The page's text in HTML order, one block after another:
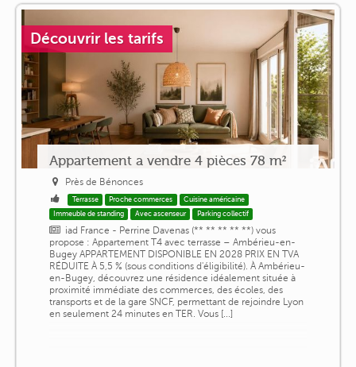
Découvrir les tarifs
Appartement a vendre 4 pièces 78 m²
Près de Bénonces
Terrasse Proche commerces
Cuisine américaine
Immeuble de standing
Avec ascenseur Parking collectif
iad France - Perrine Davenas (** ** ** ** **) vous
propose : Appartement T4 avec terrasse – Ambérieu-en-
Bugey APPARTEMENT DISPONIBLE EN 2028 PRIX EN TVA
RÉDUITE À 5,5 % (sous conditions d'éligibilité). À Ambérieu-
en-Bugey, découvrez une résidence idéalement située à
proximité immédiate des commerces, des écoles, des
transports et de la gare SNCF, permettant de rejoindre Lyon
en seulement 24 minutes en TER. Vous [...]